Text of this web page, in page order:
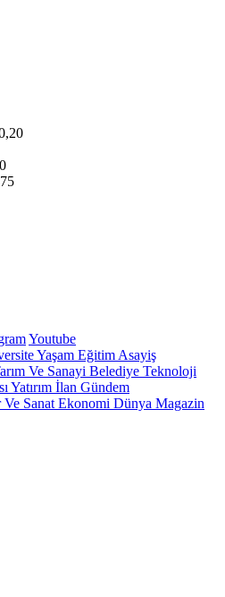
Youtube
Yaşam Eğitim Asayiş
Ve Sanayi Belediye Teknoloji
Yatırım İlan Gündem
Sanat Ekonomi Dünya Magazin